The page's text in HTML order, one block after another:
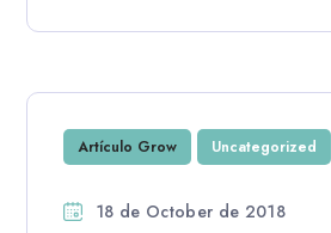
Artículo Grow Uncategorized
18 de October de 2018